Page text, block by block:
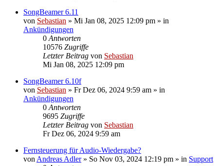
SongBeamer 6.11
von Sebastian » Mi Jan 08, 2025 12:09 pm » in
Ankündigungen
0 Antworten
10576 Zugriffe
Letzter Beitrag von Sebastian
Mi Jan 08, 2025 12:09 pm
SongBeamer 6.10f
von Sebastian » Fr Dez 06, 2024 9:59 am » in
Ankündigungen
0 Antworten
9695 Zugriffe
Letzter Beitrag von Sebastian
Fr Dez 06, 2024 9:59 am
Fernsteuerung für Audio-Wiedergabe?
von Andreas Adler» So Nov 03, 2024 12:19 pm » in Support